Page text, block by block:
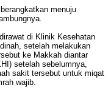
menuju
di Klinik Kesehatan
setelah melakukan
ke Makkah diantar
setelah sebelumnya,
sakit tersebut untuk miqat
wajib.